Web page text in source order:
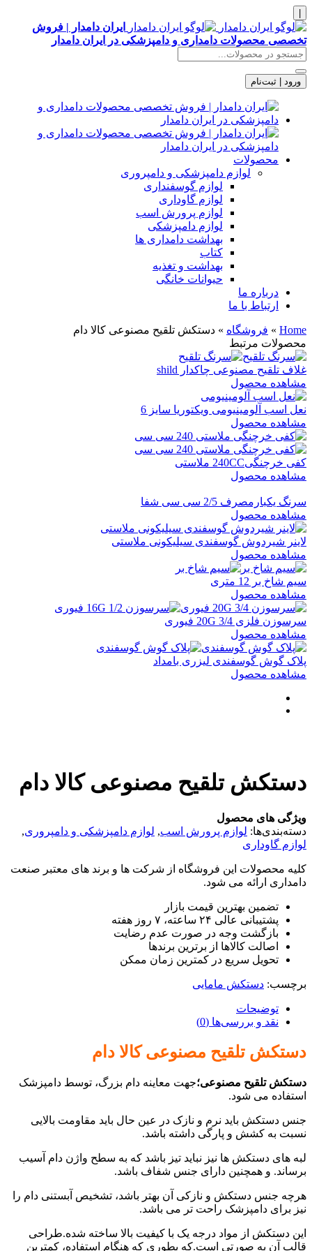
ایران دامدار | فروش
تخصصی محصولات دامداری و دامپزشکی در ایران دامدار
ورود | ثبت‌نام
محصولات
لوازم دامپزشکی و دامپروری
لوازم گوسفنداری
لوازم گاوداری
لوازم پرورش اسب
لوازم دامپزشکی
بهداشت دامداری ها
کتاب
بهداشت و تغذیه
حیوانات خانگی
درباره ما
ارتباط با ما
Home
» فروشگاه » دستکش تلقیح مصنوعی کالا دام
محصولات مرتبط
غلاف تلقیح مصنوعی چاکدار shild
مشاهده محصول
نعل اسب آلومینیومی ویکتوریا سایز 6
مشاهده محصول
کفی خرچنگی240CC ملاستی
مشاهده محصول
سرنگ یکبارمصرف 2/5 سی سی شفا
مشاهده محصول
لاینر شیردوش گوسفندی سیلیکونی ملاستی
مشاهده محصول
سیم شاخ بر 12 متری
مشاهده محصول
سرسوزن فلزی 3/4 20G فیوری
مشاهده محصول
پلاک گوش گوسفندی لیزری بامداد
مشاهده محصول
دستکش تلقیح مصنوعی کالا دام
ویژگی های محصول
دسته‌بندی‌ها: لوازم پرورش اسب, لوازم دامپزشکی و دامپروری,
لوازم گاوداری
کلیه محصولات این فروشگاه از شرکت ها و برند های معتبر صنعت
دامداری ارائه می شود.
تضمین بهترین قیمت بازار
پشتیبانی عالی ۲۴ ساعته، ۷ روز هفته
بازگشت وجه در صورت عدم رضایت
اصالت کالاها از برترین برندها
تحویل سریع در کمترین زمان ممکن
برچسب: دستکش مامایی
توضیحات
نقد و بررسی‌ها (0)
دستکش تلقیح مصنوعی کالا دام
دستکش تلقیح مصنوعی؛جهت معاینه دام بزرگ، توسط دامپزشک
استفاده می شود.
جنس دستکش باید نرم و نازک در عین حال باید مقاومت بالایی
نسبت به کشش و پارگی داشته باشد.
لبه های دستکش ها نیز نباید تیز باشد که به سطح واژن دام آسیب
برساند. و همچنین دارای جنس شفاف باشد.
هرچه جنس دستکش و نازکی آن بهتر باشد، تشخیص آبستنی دام را
نیز برای دامپزشک راحت تر می باشد.
این دستکش از مواد درجه یک با کیفیت بالا ساخته شده.طراحی
قالب آن به صورتی است.که بطوری که هنگام استفاده، کمترین